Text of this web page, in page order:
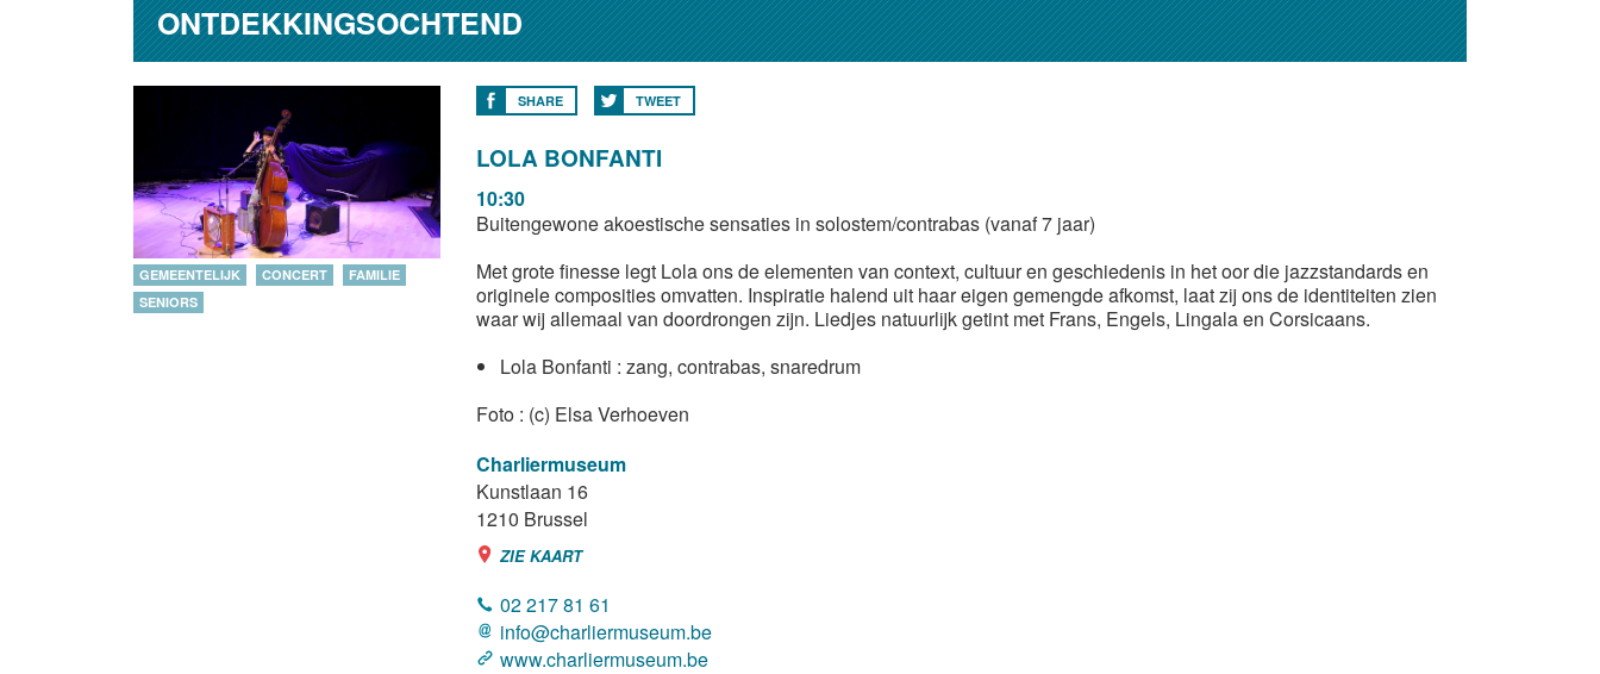
ONTDEKKINGSOCHTEND
GEMEENTELIJK CONCERT
FAMILIE
SENIORS
SHARE TWEET
LOLA BONFANTI
10:30
Buitengewone akoestische sensaties in solostem/contrabas (vanaf 7 jaar)
Met grote finesse legt Lola ons de elementen van context, cultuur en geschiedenis in het oor die jazzstandards en
originele composities omvatten. Inspiratie halend uit haar eigen gemengde afkomst, laat zij ons de identiteiten zien
waar wij allemaal van doordrongen zijn. Liedjes natuurlijk getint met Frans, Engels, Lingala en Corsicaans.
Lola Bonfanti : zang, contrabas, snaredrum
Foto : (c) Elsa Verhoeven
Charliermuseum
Kunstlaan 16
1210 Brussel
ZIE KAART
02 217 81 61
info@charliermuseum.be
www.charliermuseum.be